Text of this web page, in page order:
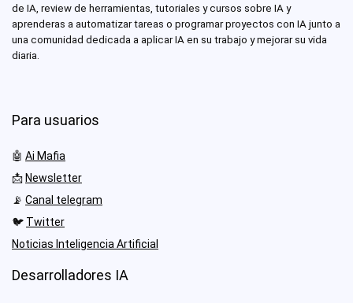
de IA, review de herramientas, tutoriales y cursos sobre IA y
aprenderas a automatizar tareas o programar proyectos con IA junto a
una comunidad dedicada a aplicar IA en su trabajo y mejorar su vida
diaria.
Para usuarios
🤖 Ai Mafia
📩 Newsletter
📡 Canal telegram
🐦 Twitter
Noticias Inteligencia Artificial
Desarrolladores IA